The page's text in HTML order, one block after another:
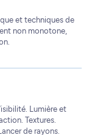
et techniques de
non monotone,
Lumière et
Textures.
de rayons.